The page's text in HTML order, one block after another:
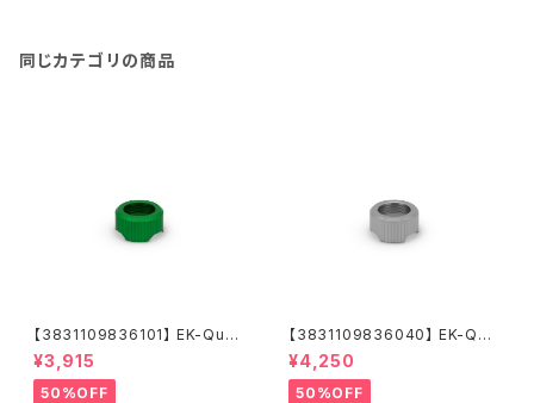
同じカテゴリの商品
【3831109836101】 EK-Quan
tum Torque Compression
Ring 6-Pack HDC 14 - Gre
en
¥3,915
50%OFF
【3831109836040】 EK-Qua
ntum Torque Compression
Ring 6-Pack HDC 14 - Nick
el
¥4,250
50%OFF